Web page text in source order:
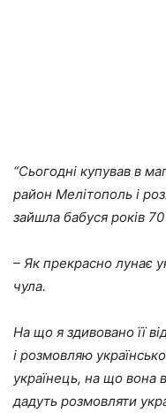
“Сьогодні купував в
район Мелітополь і
зайшла бабуся років
– Як прекрасно лунає
чула.
На що я здивовано її
і розмовляю
українець, на що вона
дадуть розмовляти